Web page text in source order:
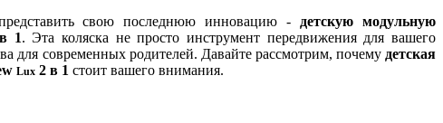
свою последнюю инновацию - детскую модульную
1. Эта коляска не просто инструмент передвижения для вашего
для современных родителей. Давайте рассмотрим, почему детская
Lux 2 в 1 стоит вашего внимания.